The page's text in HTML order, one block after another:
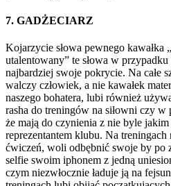
7. GADŻECIARZ
Kojarzycie słowa pewnego kawałka
utalentowany” te słowa w
najbardziej swoje pokrycie. Na całe
walczy człowiek, a nie kawałek
naszego bohatera, lubi również
rasha do treningów na siłowni czy
że mają do czynienia z nie byle
reprezentantem klubu. Na treningach
ćwiczeń, woli odbębnić swoje by po
selfie swoim iphonem z jedną
czym niezwłocznie ładuje ją na